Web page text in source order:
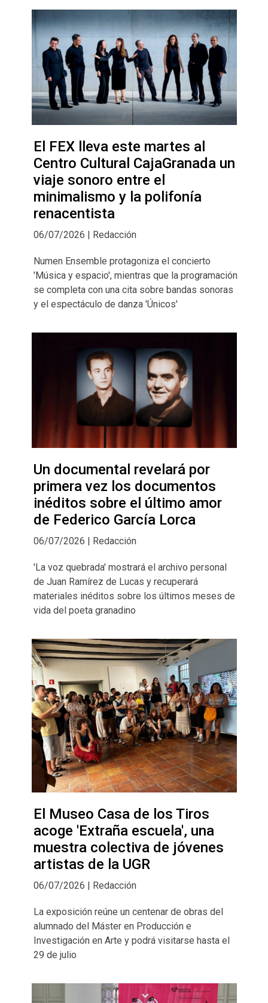
El FEX lleva este martes al
Centro Cultural CajaGranada un
viaje sonoro entre el
minimalismo y la polifonía
renacentista
06/07/2026 | Redacción
Numen Ensemble protagoniza el concierto
'Música y espacio', mientras que la programación
se completa con una cita sobre bandas sonoras
y el espectáculo de danza 'Únicos'
Un documental revelará por
primera vez los documentos
inéditos sobre el último amor
de Federico García Lorca
06/07/2026 | Redacción
'La voz quebrada' mostrará el archivo personal
de Juan Ramírez de Lucas y recuperará
materiales inéditos sobre los últimos meses de
vida del poeta granadino
El Museo Casa de los Tiros
acoge 'Extraña escuela', una
muestra colectiva de jóvenes
artistas de la UGR
06/07/2026 | Redacción
La exposición reúne un centenar de obras del
alumnado del Máster en Producción e
Investigación en Arte y podrá visitarse hasta el
29 de julio